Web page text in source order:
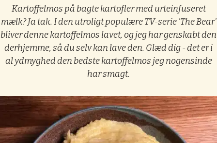
Kartoffelmos på bagte kartofler med urteinfuseret
mælk? Ja tak. I den utroligt populære TV-serie 'The Bear'
bliver denne kartoffelmos lavet, og jeg har genskabt den
derhjemme, så du selv kan lave den. Glæd dig - det er i
al ydmyghed den bedste kartoffelmos jeg nogensinde
har smagt.